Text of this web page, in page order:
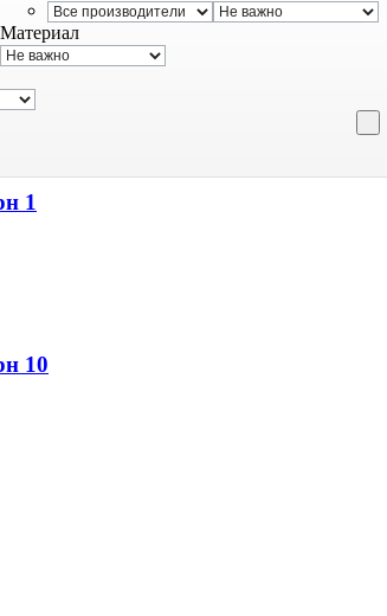
Материал
1
10